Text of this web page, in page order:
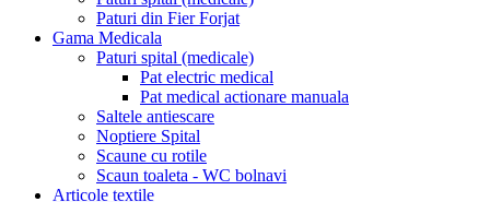
Paturi din Fier Forjat
Gama Medicala
Paturi spital (medicale)
Pat electric medical
Pat medical actionare manuala
Saltele antiescare
Noptiere Spital
Scaune cu rotile
Scaun toaleta - WC bolnavi
Articole textile